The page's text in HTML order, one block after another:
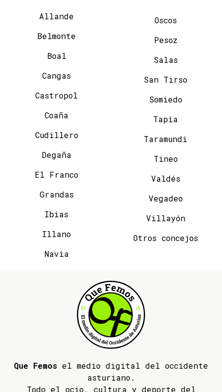
Allande
Belmonte
Boal
Cangas
Castropol
Coaña
Cudillero
Degaña
El Franco
Grandas
Ibias
Illano
Navia
Oscos
Pesoz
Salas
San Tirso
Somiedo
Tapia
Taramundi
Tineo
Valdés
Vegadeo
Villayón
Otros concejos
Que Femos el medio digital del occidente
asturiano.
Todo el ocio, cultura y deporte del